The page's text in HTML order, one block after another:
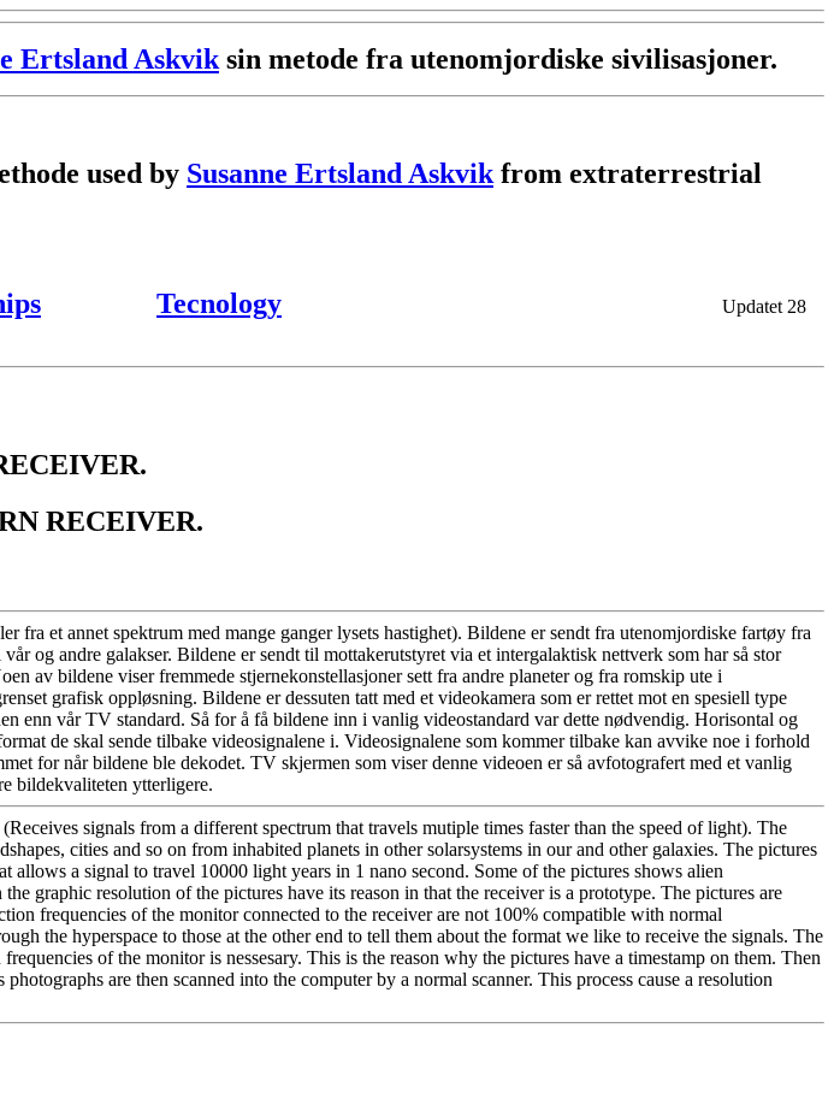
Ertsland Askvik sin metode fra utenomjordiske sivilisasjoner.
used by Susanne Ertsland Askvik from extraterrestrial
Tecnology
Updatet 28
RECEIVER.
et annet spektrum med mange ganger lysets hastighet). Bildene er sendt fra utenomjordiske fartøy fra
og andre galakser. Bildene er sendt til mottakerutstyret via et intergalaktisk nettverk som har så stor
av bildene viser fremmede stjernekonstellasjoner sett fra andre planeter og fra romskip ute i
grafisk oppløsning. Bildene er dessuten tatt med et videokamera som er rettet mot en spesiell type
enn vår TV standard. Så for å få bildene inn i vanlig videostandard var dette nødvendig. Horisontal og
de skal sende tilbake videosignalene i. Videosignalene som kommer tilbake kan avvike noe i forhold
for når bildene ble dekodet. TV skjermen som viser denne videoen er så avfotografert med et vanlig
bildekvaliteten ytterligere.
signals from a different spectrum that travels mutiple times faster than the speed of light). The
cities and so on from inhabited planets in other solarsystems in our and other galaxies. The pictures
a signal to travel 10000 light years in 1 nano second. Some of the pictures shows alien
graphic resolution of the pictures have its reason in that the receiver is a prototype. The pictures are
frequencies of the monitor connected to the receiver are not 100% compatible with normal
the hyperspace to those at the other end to tell them about the format we like to receive the signals. The
of the monitor is nessesary. This is the reason why the pictures have a timestamp on them. Then
are then scanned into the computer by a normal scanner. This process cause a resolution